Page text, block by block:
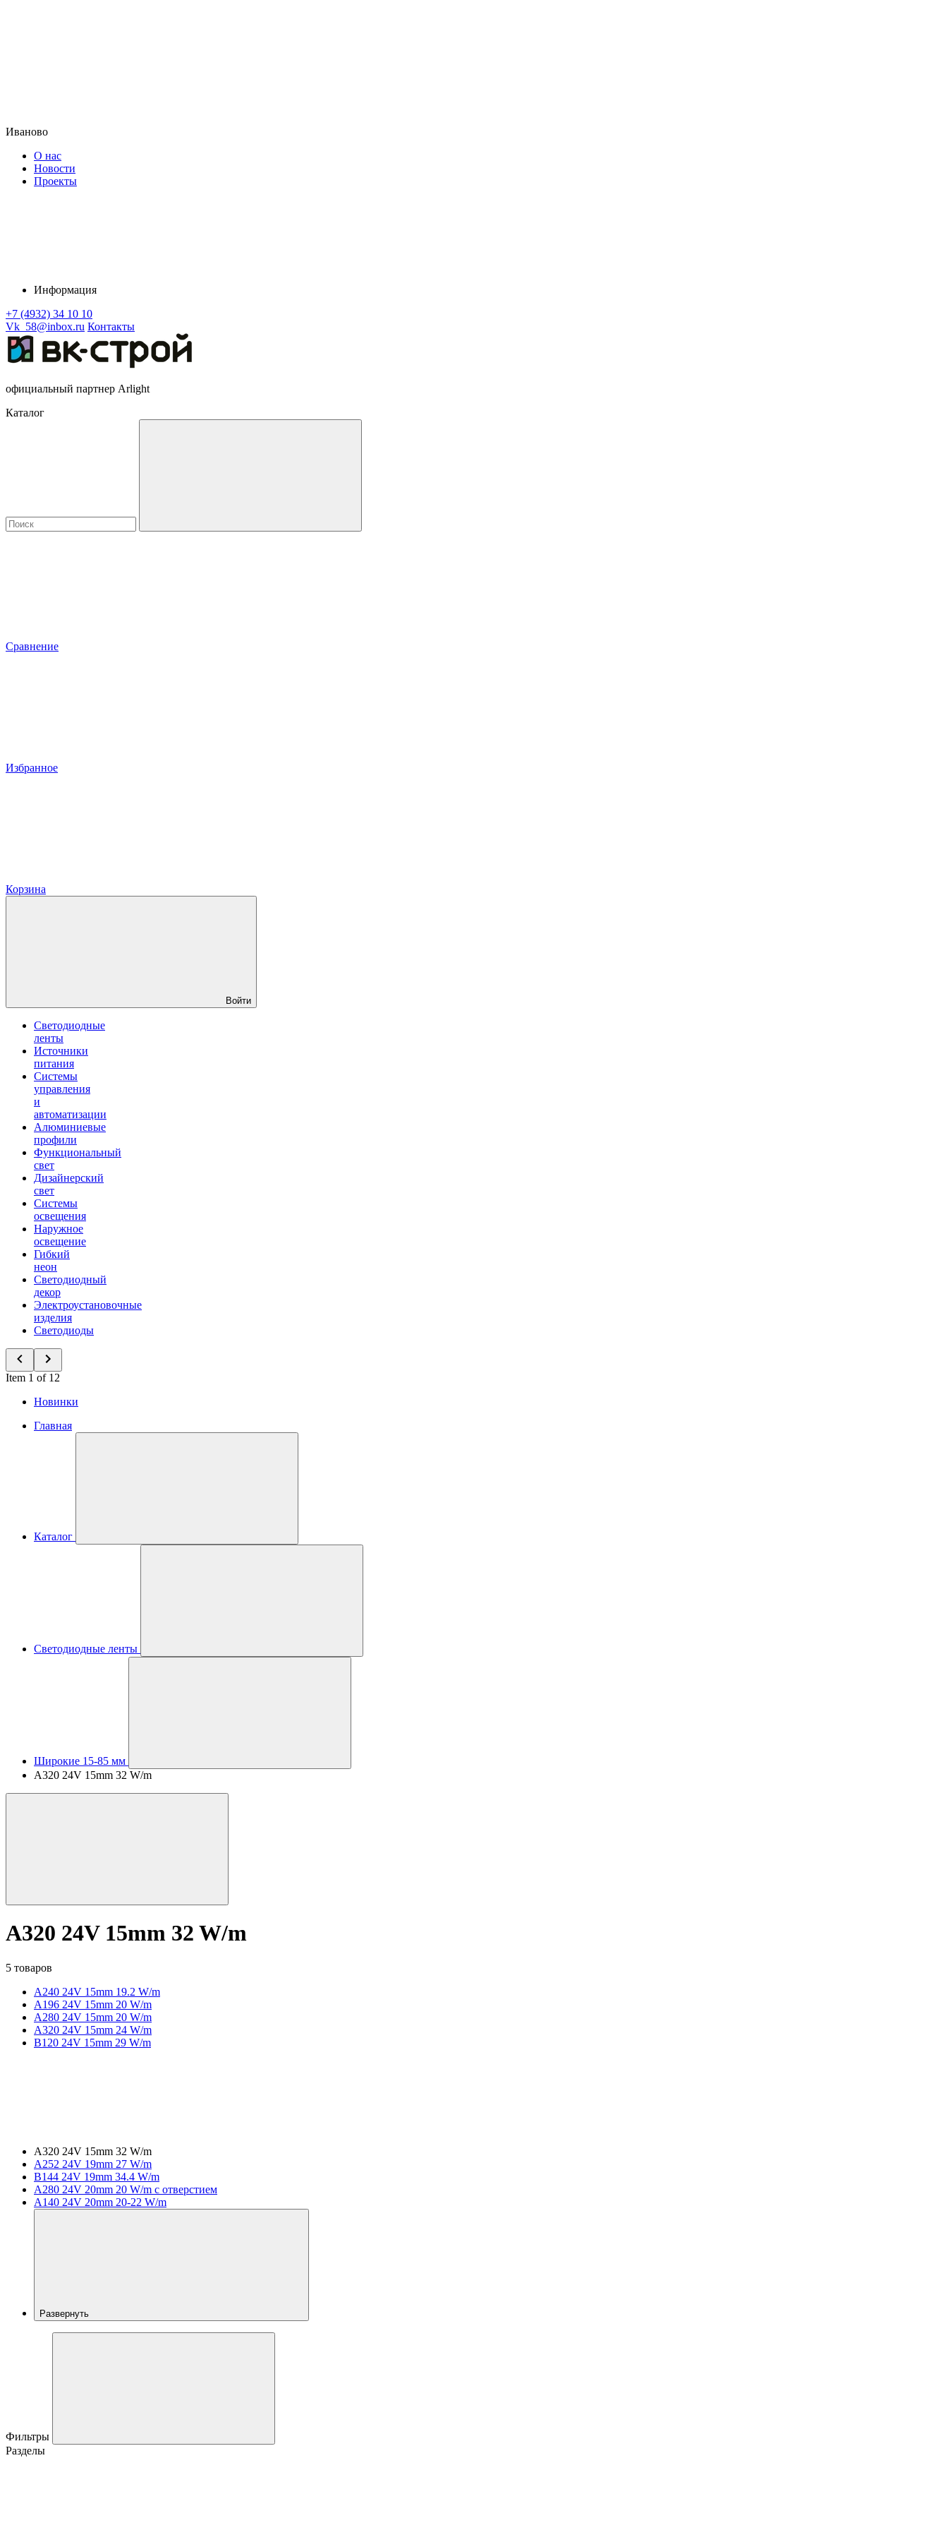
Иваново
О нас
Новости
Проекты
Информация
+7 (4932) 34 10 10
Vk_58@inbox.ru Контакты
официальный партнер Arlight
Каталог
Сравнение
Избранное
Корзина
Войти
Светодиодные
ленты
Источники
питания
Системы
управления
и
автоматизации
Алюминиевые
профили
Функциональный
свет
Дизайнерский
свет
Системы
освещения
Наружное
освещение
Гибкий
неон
Светодиодный
декор
Электроустановочные
изделия
Светодиоды
Item 1 of 12
Новинки
Главная
Каталог
Светодиодные ленты
Широкие 15-85 мм
A320 24V 15mm 32 W/m
A320 24V 15mm 32 W/m
5 товаров
A240 24V 15mm 19.2 W/m
A196 24V 15mm 20 W/m
A280 24V 15mm 20 W/m
A320 24V 15mm 24 W/m
B120 24V 15mm 29 W/m
A320 24V 15mm 32 W/m
A252 24V 19mm 27 W/m
B144 24V 19mm 34.4 W/m
A280 24V 20mm 20 W/m с отверстием
A140 24V 20mm 20-22 W/m
Развернуть
Фильтры
Разделы